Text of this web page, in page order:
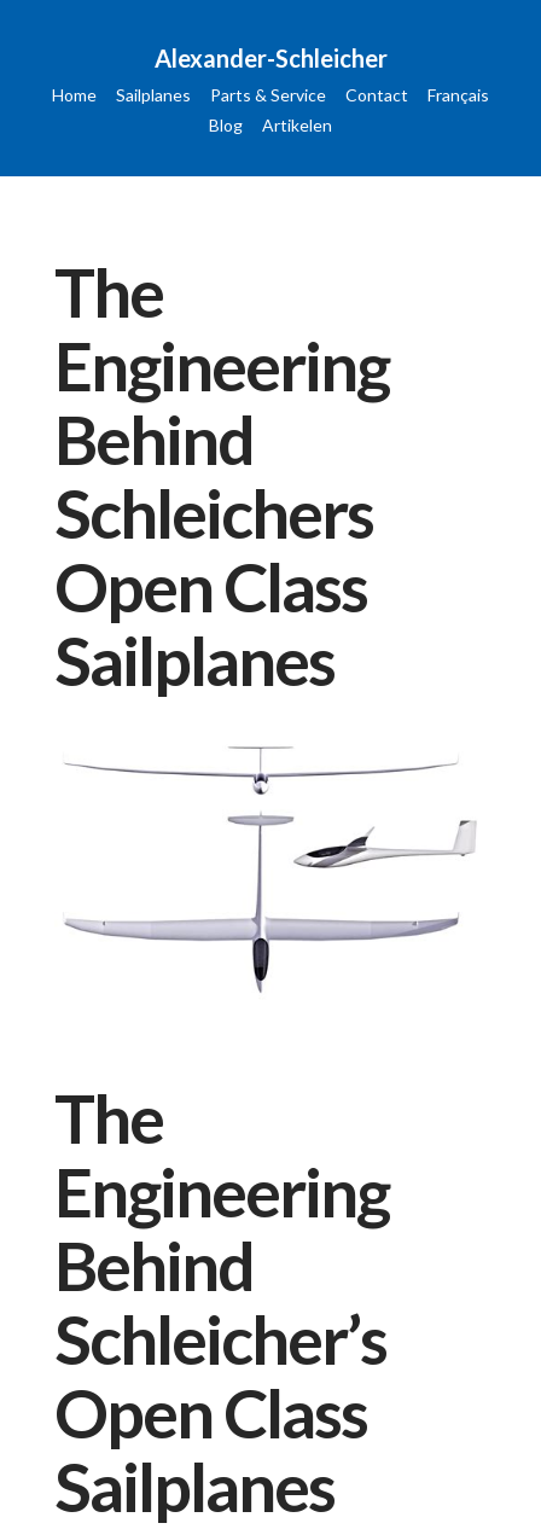
Alexander-Schleicher
Home Sailplanes Parts & Service Contact
Français
Blog
Artikelen
The
Engineering
Behind
Schleichers
Open Class
Sailplanes
The
Engineering
Behind
Schleicher’s
Open Class
Sailplanes